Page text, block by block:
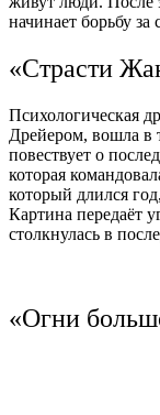
начинает борьбу за
«Страсти
Психологическая
Дрейером, вошла в
повествует о
которая
который длился
Картина передаёт
столкнулась в
«Огни